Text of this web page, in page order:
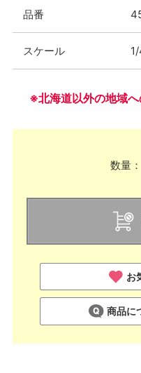
品番
スケール
※北海道以外の地域
数量：
お
商品に